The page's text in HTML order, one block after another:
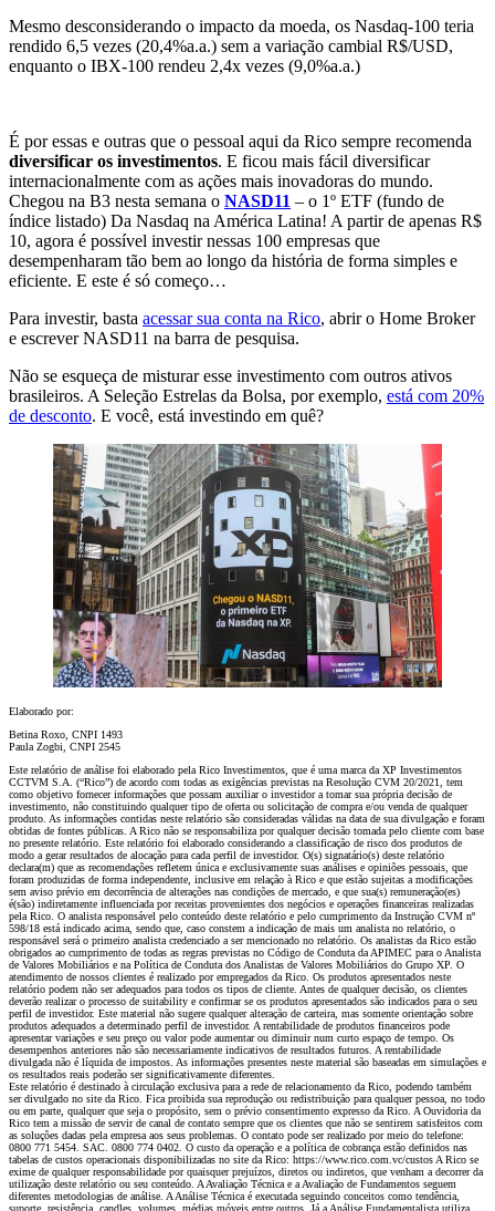
Mesmo desconsiderando o impacto da moeda, os Nasdaq-100 teria
rendido 6,5 vezes (20,4%a.a.) sem a variação cambial R$/USD,
enquanto o IBX-100 rendeu 2,4x vezes (9,0%a.a.)
É por essas e outras que o pessoal aqui da Rico sempre recomenda
diversificar os investimentos. E ficou mais fácil diversificar
internacionalmente com as ações mais inovadoras do mundo.
Chegou na B3 nesta semana o NASD11 – o 1º ETF (fundo de
índice listado) Da Nasdaq na América Latina! A partir de apenas R$
10, agora é possível investir nessas 100 empresas que
desempenharam tão bem ao longo da história de forma simples e
eficiente. E este é só começo…
Para investir, basta acessar sua conta na Rico, abrir o Home Broker
e escrever NASD11 na barra de pesquisa.
Não se esqueça de misturar esse investimento com outros ativos
brasileiros. A Seleção Estrelas da Bolsa, por exemplo, está com 20%
de desconto. E você, está investindo em quê?
Elaborado por:
Betina Roxo, CNPI 1493
Paula Zogbi, CNPI 2545
Este relatório de análise foi elaborado pela Rico Investimentos, que é uma marca da XP Investimentos
CCTVM S.A. (“Rico”) de acordo com todas as exigências previstas na Resolução CVM 20/2021, tem
como objetivo fornecer informações que possam auxiliar o investidor a tomar sua própria decisão de
investimento, não constituindo qualquer tipo de oferta ou solicitação de compra e/ou venda de qualquer
produto. As informações contidas neste relatório são consideradas válidas na data de sua divulgação e foram
obtidas de fontes públicas. A Rico não se responsabiliza por qualquer decisão tomada pelo cliente com base
no presente relatório. Este relatório foi elaborado considerando a classificação de risco dos produtos de
modo a gerar resultados de alocação para cada perfil de investidor. O(s) signatário(s) deste relatório
declara(m) que as recomendações refletem única e exclusivamente suas análises e opiniões pessoais, que
foram produzidas de forma independente, inclusive em relação à Rico e que estão sujeitas a modificações
sem aviso prévio em decorrência de alterações nas condições de mercado, e que sua(s) remuneração(es)
é(são) indiretamente influenciada por receitas provenientes dos negócios e operações financeiras realizadas
pela Rico. O analista responsável pelo conteúdo deste relatório e pelo cumprimento da Instrução CVM nº
598/18 está indicado acima, sendo que, caso constem a indicação de mais um analista no relatório, o
responsável será o primeiro analista credenciado a ser mencionado no relatório. Os analistas da Rico estão
obrigados ao cumprimento de todas as regras previstas no Código de Conduta da APIMEC para o Analista
de Valores Mobiliários e na Política de Conduta dos Analistas de Valores Mobiliários do Grupo XP. O
atendimento de nossos clientes é realizado por empregados da Rico. Os produtos apresentados neste
relatório podem não ser adequados para todos os tipos de cliente. Antes de qualquer decisão, os clientes
deverão realizar o processo de suitability e confirmar se os produtos apresentados são indicados para o seu
perfil de investidor. Este material não sugere qualquer alteração de carteira, mas somente orientação sobre
produtos adequados a determinado perfil de investidor. A rentabilidade de produtos financeiros pode
apresentar variações e seu preço ou valor pode aumentar ou diminuir num curto espaço de tempo. Os
desempenhos anteriores não são necessariamente indicativos de resultados futuros. A rentabilidade
divulgada não é líquida de impostos. As informações presentes neste material são baseadas em simulações e
os resultados reais poderão ser significativamente diferentes.
Este relatório é destinado à circulação exclusiva para a rede de relacionamento da Rico, podendo também
ser divulgado no site da Rico. Fica proibida sua reprodução ou redistribuição para qualquer pessoa, no todo
ou em parte, qualquer que seja o propósito, sem o prévio consentimento expresso da Rico. A Ouvidoria da
Rico tem a missão de servir de canal de contato sempre que os clientes que não se sentirem satisfeitos com
as soluções dadas pela empresa aos seus problemas. O contato pode ser realizado por meio do telefone:
0800 771 5454. SAC. 0800 774 0402. O custo da operação e a política de cobrança estão definidos nas
tabelas de custos operacionais disponibilizadas no site da Rico: https://www.rico.com.vc/custos A Rico se
exime de qualquer responsabilidade por quaisquer prejuízos, diretos ou indiretos, que venham a decorrer da
utilização deste relatório ou seu conteúdo. A Avaliação Técnica e a Avaliação de Fundamentos seguem
diferentes metodologias de análise. A Análise Técnica é executada seguindo conceitos como tendência,
suporte, resistência, candles, volumes, médias móveis entre outros. Já a Análise Fundamentalista utiliza